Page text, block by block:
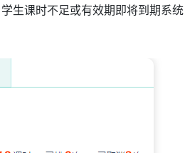
生课时不足或有效期即将到期系统